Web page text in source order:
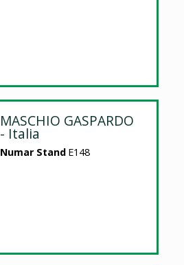
MASCHIO GASPARDO
- Italia
Numar Stand E148